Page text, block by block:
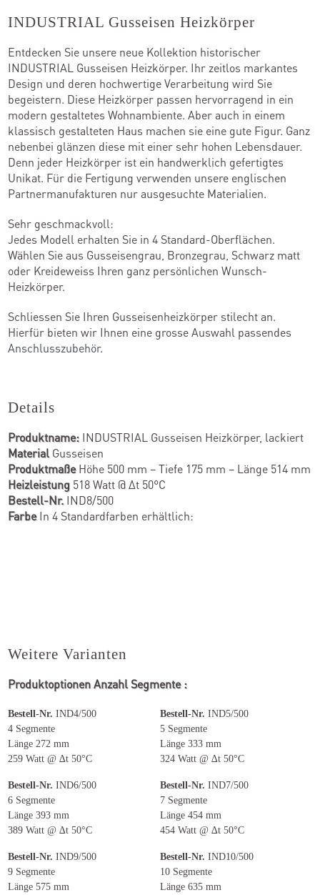
Kontakt
Kataloge
Team
Standorte
Händler werden
Outlet-Store
INDUSTRIAL Gusseisen Heizkörper
Entdecken Sie unsere neue Kollektion historischer
INDUSTRIAL Gusseisen Heizkörper. Ihr zeitlos markantes
Design und deren hochwertige Verarbeitung wird Sie
begeistern. Diese Heizkörper passen hervorragend in ein
modern gestaltetes Wohnambiente. Aber auch in einem
klassisch gestalteten Haus machen sie eine gute Figur. Ganz
nebenbei glänzen diese mit einer sehr hohen Lebensdauer.
Denn jeder Heizkörper ist ein handwerklich gefertigtes
Unikat. Für die Fertigung verwenden unsere englischen
Partnermanufakturen nur ausgesuchte Materialien.
Sehr geschmackvoll:
Jedes Modell erhalten Sie in 4 Standard-Oberflächen.
Wählen Sie aus Gusseisengrau, Bronzegrau, Schwarz matt
oder Kreideweiss Ihren ganz persönlichen Wunsch-
Heizkörper.
Schliessen Sie Ihren Gusseisenheizkörper stilecht an.
Hierfür bieten wir Ihnen eine grosse Auswahl passendes
Anschlusszubehör.
Details
Produktname: INDUSTRIAL Gusseisen Heizkörper, lackiert
Material Gusseisen
ProduktmaßeHöhe 500 mm – Tiefe 175 mm – Länge 514 mm
Heizleistung 518 Watt @ ∆t 50°C
Bestell-Nr. IND8/500
FarbeIn 4 Standardfarben erhältlich:
Weitere Varianten
Produktoptionen Anzahl Segmente :
Bestell-Nr. IND4/500
4 Segmente
Länge 272 mm
259 Watt @ ∆t 50°C
Bestell-Nr. IND5/500
5 Segmente
Länge 333 mm
324 Watt @ ∆t 50°C
Bestell-Nr. IND6/500
6 Segmente
Länge 393 mm
389 Watt @ ∆t 50°C
Bestell-Nr. IND7/500
7 Segmente
Länge 454 mm
454 Watt @ ∆t 50°C
Bestell-Nr. IND9/500
9 Segmente
Länge 575 mm
Bestell-Nr. IND10/500
10 Segmente
Länge 635 mm